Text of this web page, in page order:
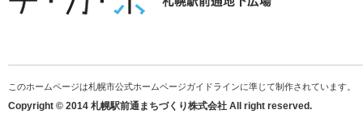
このホームページは札幌市公式ホームページガイドラインに準じて制作されています。
Copyright © 2014 札幌駅前通まちづくり株式会社 All right reserved.